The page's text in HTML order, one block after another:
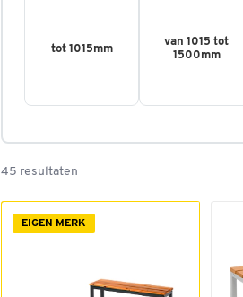
tot 1015mm
van 1015 tot
1500mm
45 resultaten
EIGEN MERK